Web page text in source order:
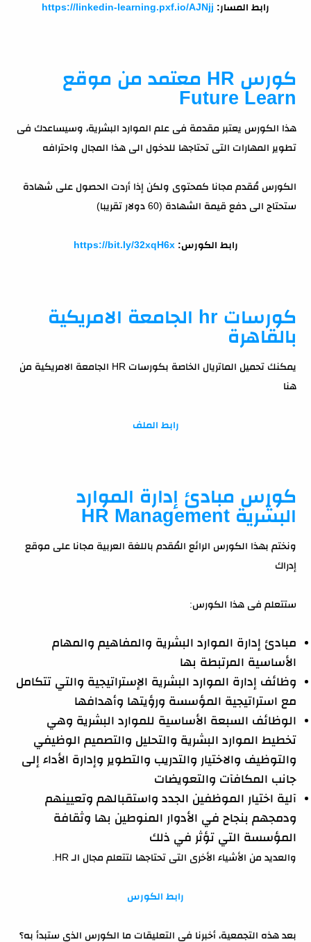
رابط المسار: https://linkedin-learning.pxf.io/AJNjj
كورس HR معتمد من موقع
Future Learn
هذا الكورس يعتبر مقدمة فى علم الموارد البشرية، وسيساعدك فى
تطوير المهارات التى تحتاجها للدخول الى هذا المجال واحترافه
الكورس مُقدم مجانا كمحتوى ولكن إذا أردت الحصول على شهادة
ستحتاج الى دفع قيمة الشهادة (60 دولار تقريبا)
رابط الكورس:https://bit.ly/32xqH6x
كورسات hr الجامعة الامريكية
بالقاهرة
يمكنك تحميل الماتريال الخاصة بكورسات HR الجامعة الامريكية من
هنا
رابط الملف
كورس مبادئ إدارة الموارد
البشرية HR Management
ونختم بهذا الكورس الرائع المُقدم باللغة العربية مجانا على موقع
إدراك
ستتعلم فى هذا الكورس:
مبادئ إدارة الموارد البشرية والمفاهيم والمهام
الأساسية المرتبطة بها
وظائف إدارة الموارد البشرية الإستراتيجية والتي تتكامل
مع استراتيجية المؤسسة ورؤيتها وأهدافها
الوظائف السبعة الأساسية للموارد البشرية وهي
تخطيط الموارد البشرية والتحليل والتصميم الوظيفي
والتوظيف والاختيار والتدريب والتطوير وإدارة الأداء إلى
جانب المكافآت والتعويضات
آلية اختيار الموظفين الجدد واستقبالهم وتعيينهم
ودمجهم بنجاح في الأدوار المنوطين بها وثقافة
المؤسسة التي تؤثر في ذلك
والعديد من الأشياء الأخرى التى تحتاجها لتتعلم مجال الـ HR.
رابط الكورس
بعد هذه التجمعية، أخبرنا فى التعليقات ما الكورس الذي ستبدأ به؟